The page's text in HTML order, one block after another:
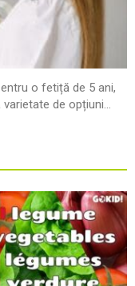
o fetiță de 5 ani,
de opțiuni...